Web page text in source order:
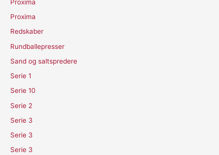
Proxima
Proxima
Redskaber
Rundballepresser
Sand og saltspredere
Serie 1
Serie 10
Serie 2
Serie 3
Serie 3
Serie 3